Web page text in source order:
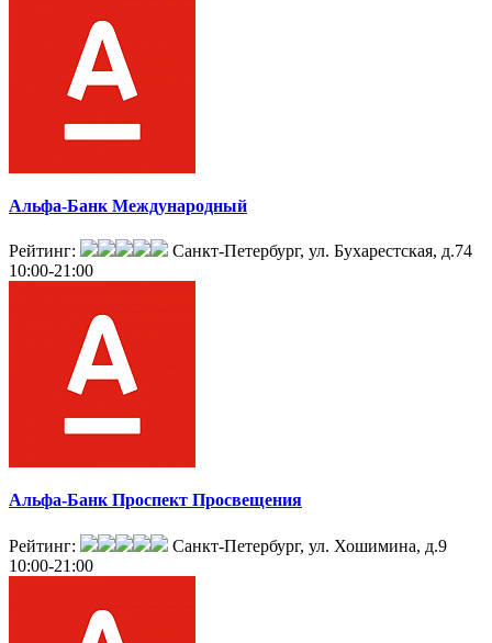
Альфа-Банк Международный
Рейтинг:
Санкт-Петербург, ул. Бухарестская, д.74
10:00-21:00
Альфа-Банк Проспект Просвещения
Рейтинг:
Санкт-Петербург, ул. Хошимина, д.9
10:00-21:00